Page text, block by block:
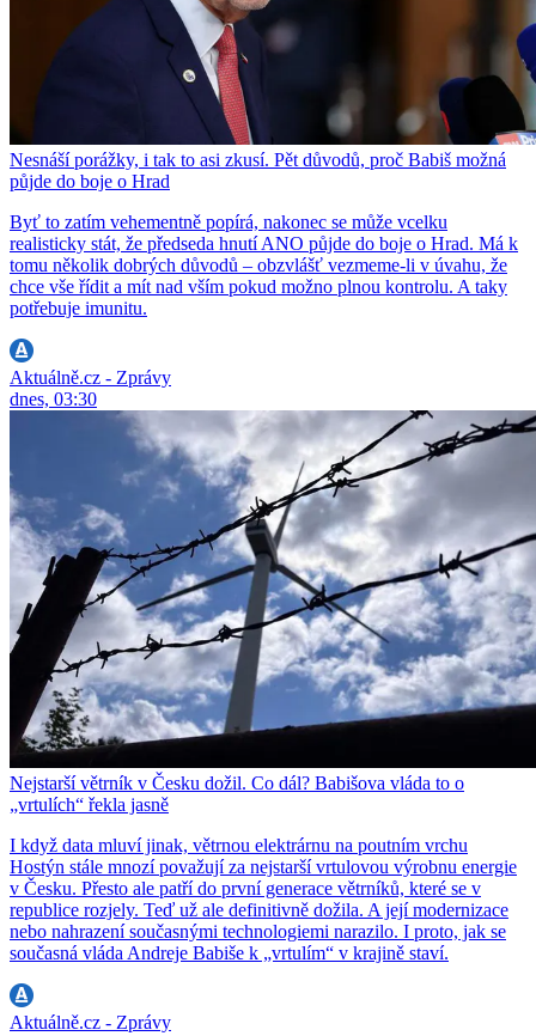
Nesnáší porážky, i tak to asi zkusí. Pět důvodů, proč Babiš možná
půjde do boje o Hrad
Byť to zatím vehementně popírá, nakonec se může vcelku
realisticky stát, že předseda hnutí ANO půjde do boje o Hrad. Má k
tomu několik dobrých důvodů – obzvlášť vezmeme-li v úvahu, že
chce vše řídit a mít nad vším pokud možno plnou kontrolu. A taky
potřebuje imunitu.
Aktuálně.cz - Zprávy
dnes, 03:30
Nejstarší větrník v Česku dožil. Co dál? Babišova vláda to o
„vrtulích“ řekla jasně
I když data mluví jinak, větrnou elektrárnu na poutním vrchu
Hostýn stále mnozí považují za nejstarší vrtulovou výrobnu energie
v Česku. Přesto ale patří do první generace větrníků, které se v
republice rozjely. Teď už ale definitivně dožila. A její modernizace
nebo nahrazení současnými technologiemi narazilo. I proto, jak se
současná vláda Andreje Babiše k „vrtulím“ v krajině staví.
Aktuálně.cz - Zprávy